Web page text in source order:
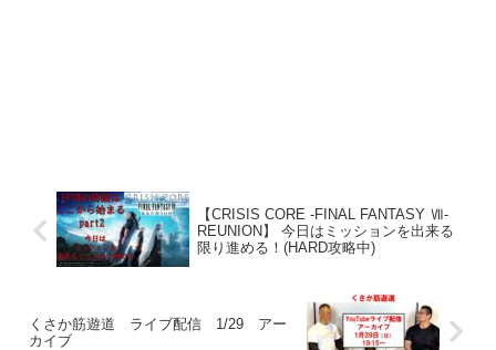
【CRISIS CORE -FINAL FANTASY Ⅶ-
REUNION】 今日はミッションを出来る
限り進める！(HARD攻略中)
くさか筋遊道 ライブ配信 1/29 アー
カイブ